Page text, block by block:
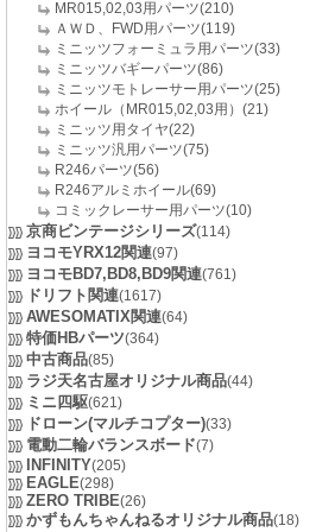
MR015,02,03用パーツ(210)
ＡＷＤ、FWD用パーツ(119)
ミニッツフォーミュラ用パーツ(33)
ミニッツバギーパーツ(86)
ミニッツモトレーサー用パーツ(25)
ホイール（MR015,02,03用）(21)
ミニッツ用タイヤ(22)
ミニッツ汎用パーツ(75)
R246パーツ(56)
R246アルミホイール(69)
コミックレーサー用パーツ(10)
京商ビンテージシリーズ(114)
ヨコモYRX12関連(97)
ヨコモBD7,BD8,BD9関連(761)
ドリフト関連(1617)
AWESOMATIX関連(64)
特価HBパーツ(364)
中古商品(85)
ラジ天名古屋オリジナル商品(44)
ミニ四駆(621)
ドローン(マルチコプター)(33)
電動二輪バランスボード(7)
INFINITY(205)
EAGLE(298)
ZERO TRIBE(26)
かずもんちゃんねるオリジナル商品(18)